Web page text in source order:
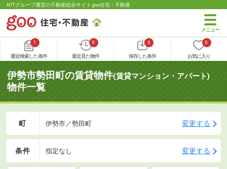
NTTグループ運営の不動産総合サイト goo住宅・不動産
1
最近検索した条件
0
最近見た物件
0
保存した条件
0
お気に入り
伊勢市勢田町の賃貸物件(賃貸マンション・アパート)
物件一覧
町 伊勢市／勢田町 変更する
条件 指定なし 変更する